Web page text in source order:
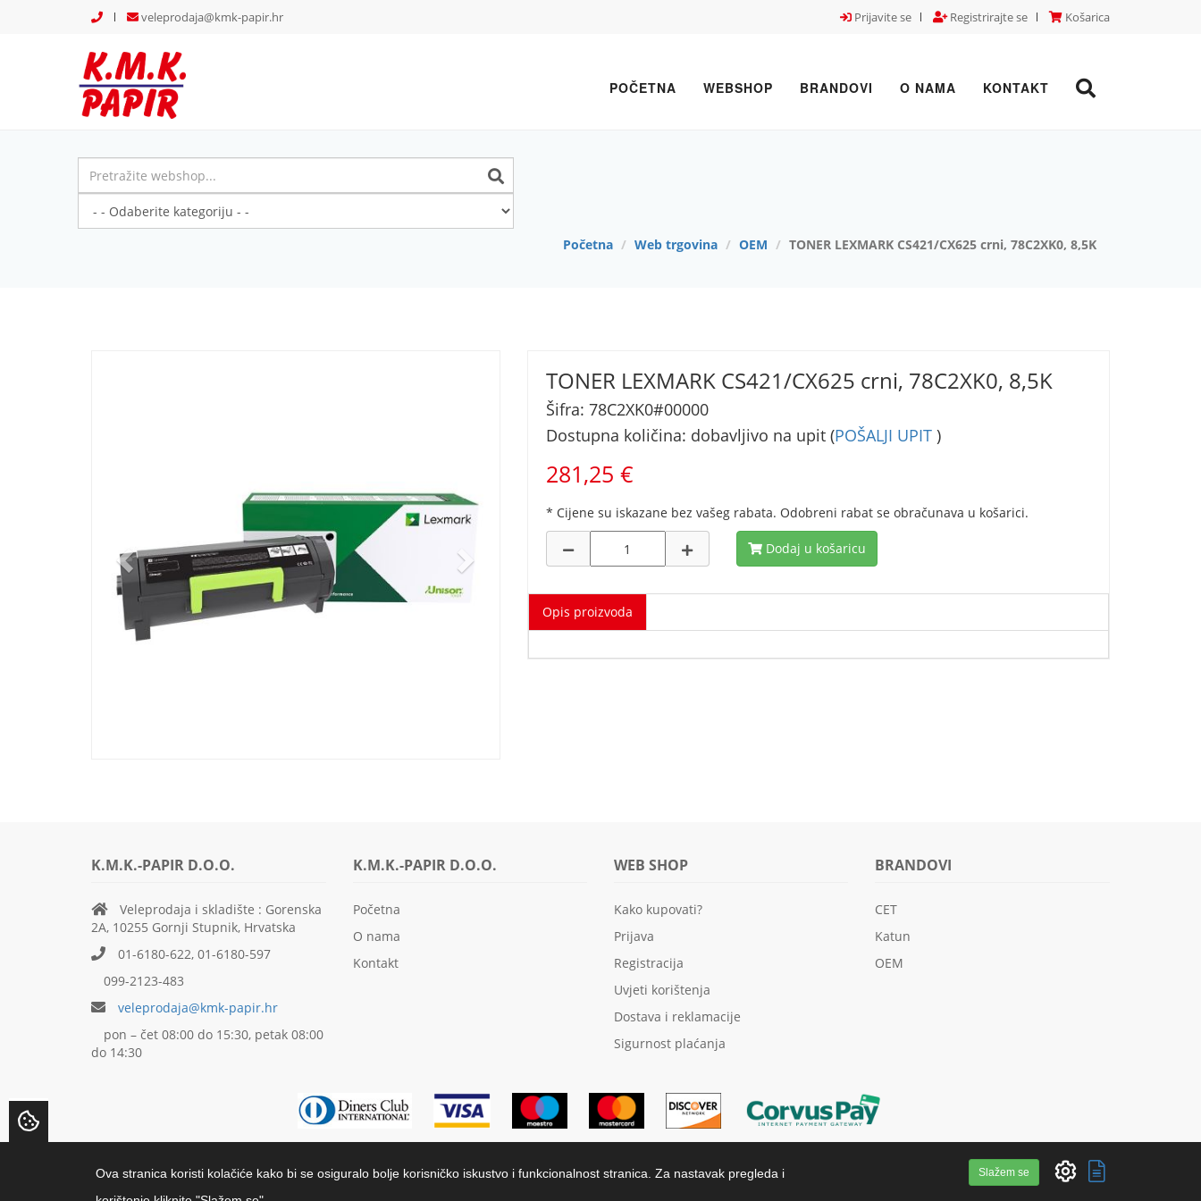
veleprodaja@kmk-papir.hr Prijavite se Registrirajte se Košarica
POČETNA WEBSHOP BRANDOVI O NAMA KONTAKT
Početna Web trgovina OEM TONER LEXMARK CS421/CX625 crni, 78C2XK0, 8,5K
TONER LEXMARK CS421/CX625 crni, 78C2XK0, 8,5K
Šifra: 78C2XK0#00000
Dostupna količina: dobavljivo na upit (POŠALJI UPIT)
281,25 €
* Cijene su iskazane bez vašeg rabata. Odobreni rabat se obračunava u košarici.
Dodaj u košaricu
Opis proizvoda
K.M.K.-PAPIR D.O.O.
Veleprodaja i skladište : Gorenska
2A, 10255 Gornji Stupnik, Hrvatska
01-6180-622, 01-6180-597
099-2123-483
veleprodaja@kmk-papir.hr
pon – čet 08:00 do 15:30, petak 08:00
do 14:30
K.M.K.-PAPIR D.O.O.
Početna
O nama
Kontakt
WEB SHOP
Kako kupovati?
Prijava
Registracija
Uvjeti korištenja
Dostava i reklamacije
Sigurnost plaćanja
BRANDOVI
CET
Katun
OEM
Ova stranica koristi kolačiće kako bi se osiguralo bolje korisničko iskustvo i funkcionalnost stranica. Za nastavak pregleda i
Slažem se